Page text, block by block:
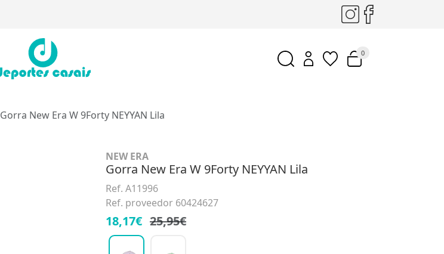
0
Gorra New Era W 9Forty NEYYAN Lila
NEW ERA
Gorra New Era W 9Forty NEYYAN Lila
Ref. A11996
Ref. proveedor 60424627
18,17€ 25,95€